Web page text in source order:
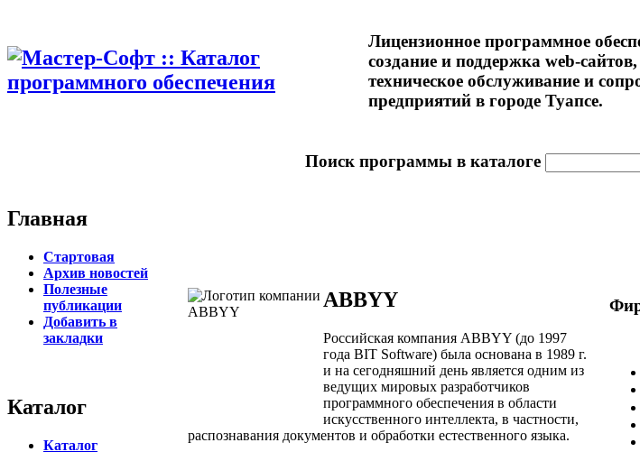
Лицензионное программное
создание и поддержка web-сайтов,
техническое обслуживание и
предприятий в городе Туапсе.
Поиск программы в каталоге
Главная
Стартовая
Архив новостей
Полезные
публикации
Добавить в
закладки
Каталог
Каталог
ABBYY
Российская компания ABBYY (до 1997
года BIT Software) была основана в 1989 г.
и на сегодняшний день является одним из
ведущих мировых разработчиков
программного обеспечения в области
искусственного интеллекта, в частности,
распознавания документов и обработки естественного языка.